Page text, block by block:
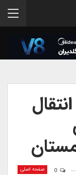
صفحه اصلی